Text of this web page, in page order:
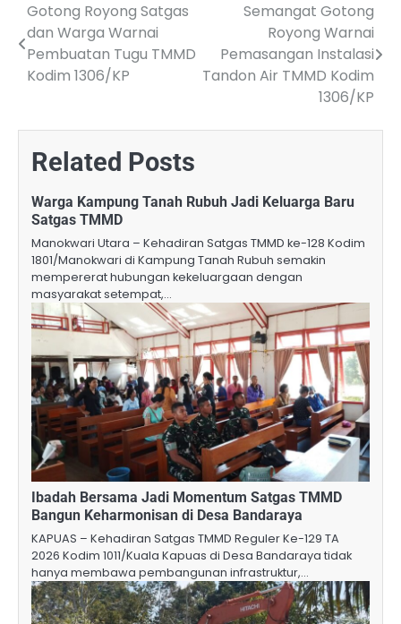
Post
navigation
Gotong Royong Satgas
dan Warga Warnai
Pembuatan Tugu TMMD
Kodim 1306/KP
Semangat Gotong
Royong Warnai
Pemasangan Instalasi
Tandon Air TMMD Kodim
1306/KP
Related Posts
Warga Kampung Tanah Rubuh Jadi Keluarga Baru
Satgas TMMD
Manokwari Utara – Kehadiran Satgas TMMD ke-128 Kodim
1801/Manokwari di Kampung Tanah Rubuh semakin
mempererat hubungan kekeluargaan dengan
masyarakat setempat,…
Ibadah Bersama Jadi Momentum Satgas TMMD
Bangun Keharmonisan di Desa Bandaraya
KAPUAS – Kehadiran Satgas TMMD Reguler Ke-129 TA
2026 Kodim 1011/Kuala Kapuas di Desa Bandaraya tidak
hanya membawa pembangunan infrastruktur,…